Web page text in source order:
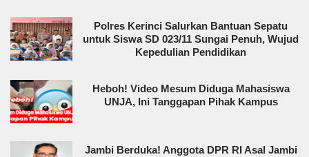
Polres Kerinci Salurkan Bantuan Sepatu
untuk Siswa SD 023/11 Sungai Penuh, Wujud
Kepedulian Pendidikan
Heboh! Video Mesum Diduga Mahasiswa
UNJA, Ini Tanggapan Pihak Kampus
Jambi Berduka! Anggota DPR RI Asal Jambi